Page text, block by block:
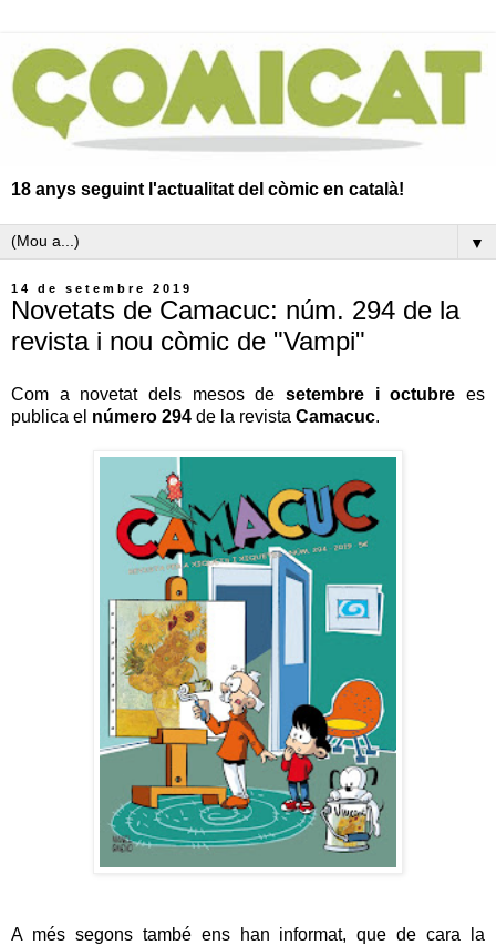
18 anys seguint l'actualitat del còmic en català!
▼
14 de setembre 2019
Novetats de Camacuc: núm. 294 de la
revista i nou còmic de "Vampi"
Com a novetat dels mesos de setembre i octubrees
publica el número 294 de la revista Camacuc.
A més segons també ens han informat, que de cara la